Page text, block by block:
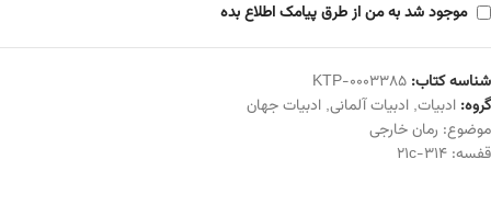
موجود شد به من از طرق پیامک اطلاع بده
شناسه کتاب: KTP-0003385
گروه: ادبیات, ادبیات آلمانی, ادبیات جهان
موضوع: رمان خارجی
قفسه: 314-21c